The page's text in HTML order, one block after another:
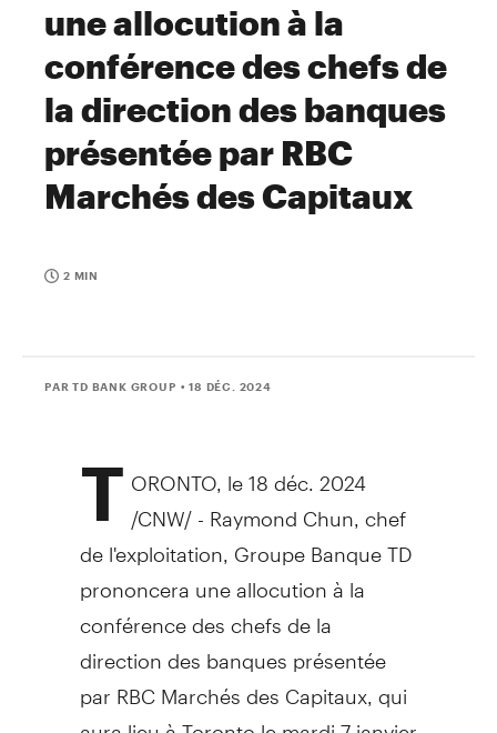
une allocution à la
conférence des chefs de
la direction des banques
présentée par RBC
Marchés des Capitaux
2 MIN
PAR TD BANK GROUP • 18 DÉC. 2024
T ORONTO le 18 déc. 2024
/CNW/ -Raymond Chun , chef
de l'exploitation, Groupe Banque TD
prononcera une allocution à la
conférence des chefs de la
direction des banques présentée
par RBC Marchés des Capitaux, qui
aura lieu àTorontole mardi 7 janvier